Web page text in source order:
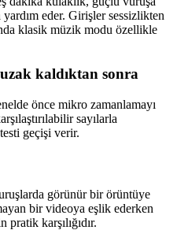
eder. Girişler sessizlikten
klasik müzik modu özellikle
kaldıktan sonra
önce mikro zamanlamayı
sayılarla
geçişi verir.
görünür bir örüntüye
bir videoya eşlik ederken
karşılığıdır.